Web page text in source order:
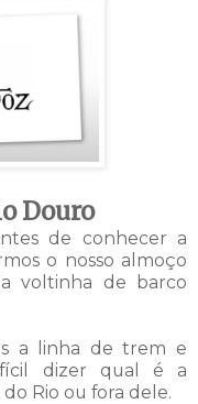
Douro
de conhecer a
o nosso almoço
voltinha de barco
a linha de trem e
dizer qual é a
Rio ou fora dele.